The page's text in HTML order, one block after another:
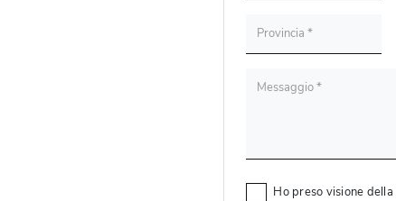
Ho preso visione della